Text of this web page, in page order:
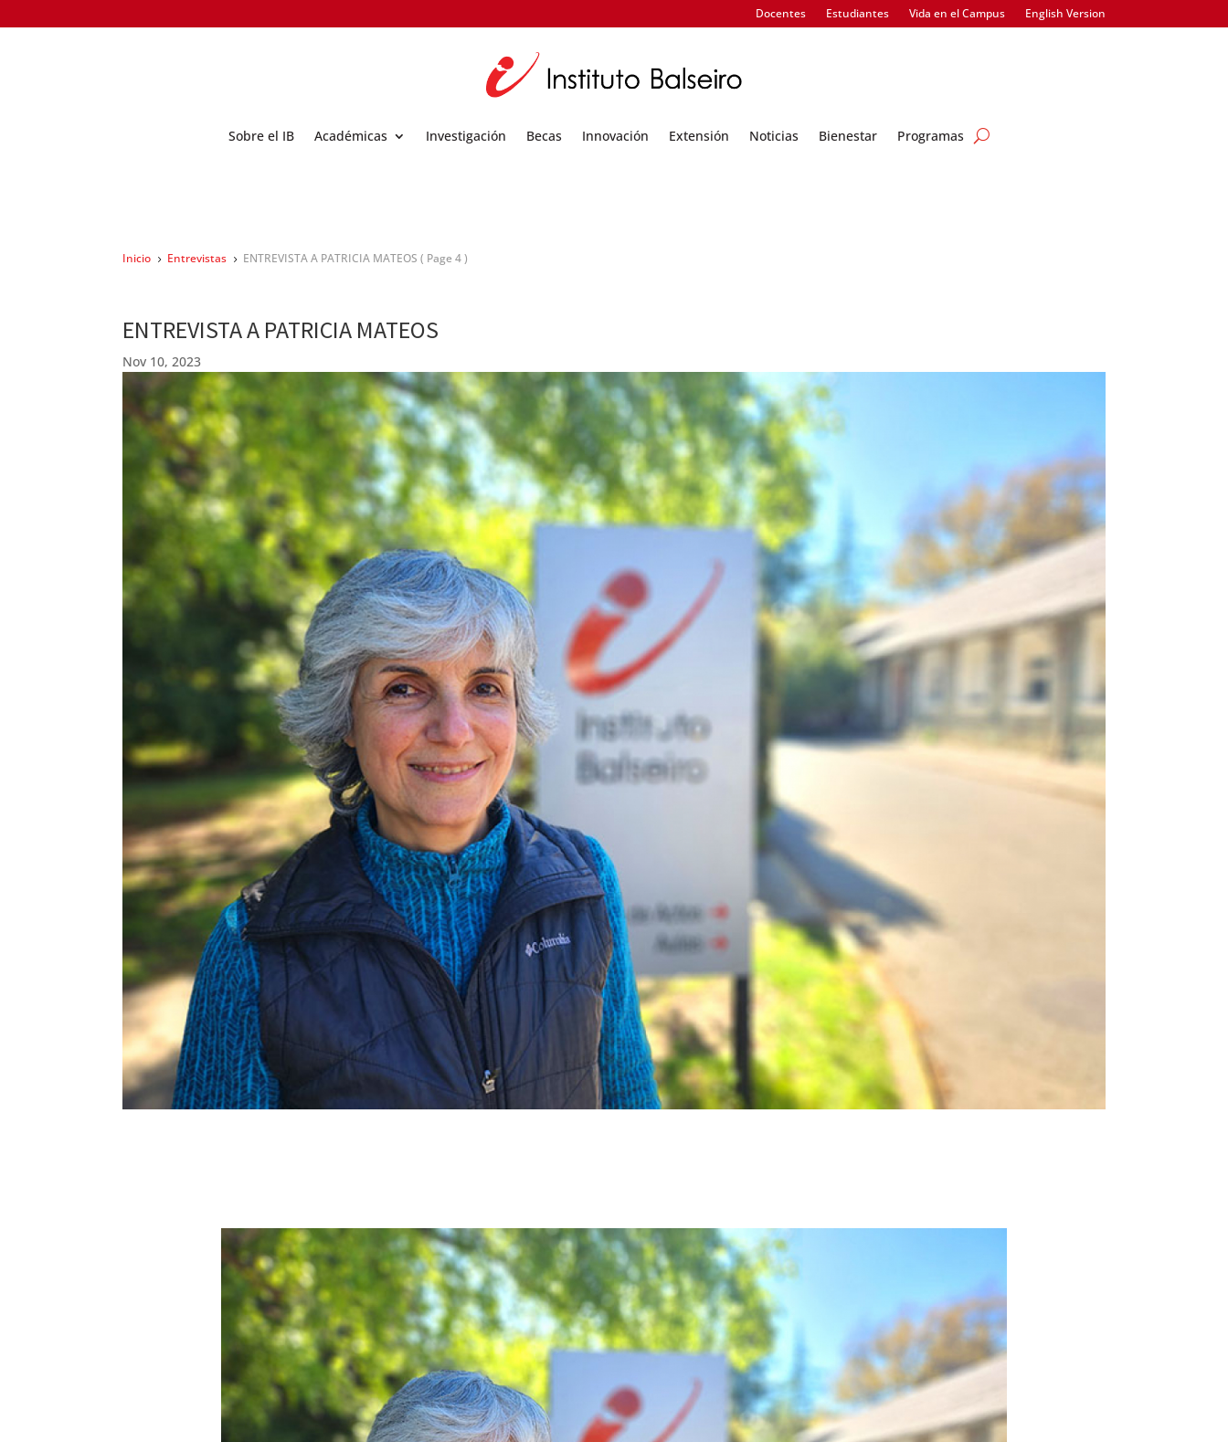
Docentes Estudiantes Vida en el Campus English Version
Sobre el IB Académicas Investigación Becas Innovación Extensión Noticias Bienestar Programas
Inicio 5 Entrevistas 5 ENTREVISTA A PATRICIA MATEOS ( Page 4 )
ENTREVISTA A PATRICIA MATEOS
Nov 10, 2023